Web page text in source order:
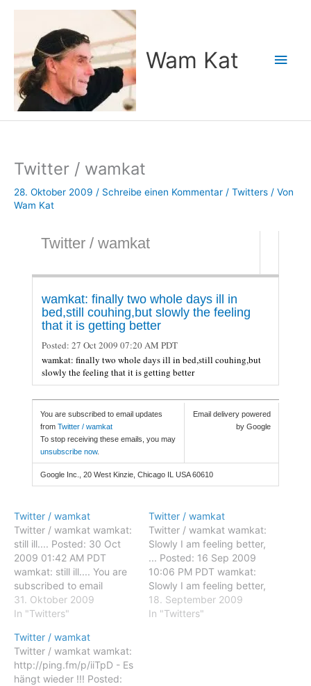
Wam Kat
Twitter / wamkat
28. Oktober 2009 / Schreibe einen Kommentar / Twitters / Von
Wam Kat
Twitter / wamkat
wamkat: finally two whole days ill in
bed,still couhing,but slowly the feeling
that it is getting better
Posted: 27 Oct 2009 07:20 AM PDT
wamkat: finally two whole days ill in bed,still couhing,but
slowly the feeling that it is getting better
You are subscribed to email updates
from Twitter / wamkat
To stop receiving these emails, you may
unsubscribe now.
Email delivery powered
by Google
Google Inc., 20 West Kinzie, Chicago IL USA 60610
Twitter / wamkat
Twitter / wamkat wamkat:
still ill.... Posted: 30 Oct
2009 01:42 AM PDT
wamkat: still ill.... You are
subscribed to email
updates from Twitter /
wamkat To stop receiving
unsubscribe now. Email
delivery powered by
Google Google Inc., 20
West Kinzie, Chicago IL
31. Oktober 2009
In "Twitters"
Twitter / wamkat
Twitter / wamkat wamkat:
Slowly I am feeling better,
... Posted: 16 Sep 2009
10:06 PM PDT wamkat:
Slowly I am feeling better,
... You are subscribed to
email updates from
18. September 2009
In "Twitters"
Twitter / wamkat
Twitter / wamkat wamkat:
http://ping.fm/p/iiTpD - Es
hängt wieder !!! Posted: